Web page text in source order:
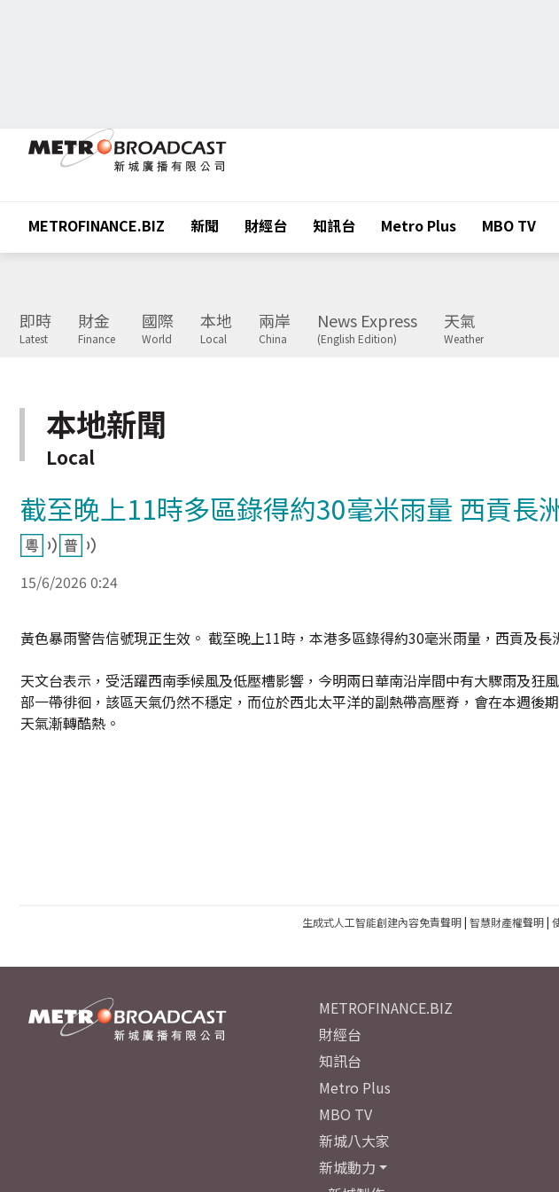
METROFINANCE.BIZ 新聞 財經台 知訊台 Metro Plus MBO TV
即時
Latest
財金
Finance
國際
World
本地
Local
兩岸
China
News Express
(English Edition)
天氣
Weather
本地新聞
Local
截至晚上11時多區錄得約30毫米雨量 西貢長
15/6/2026 0:24
黃色暴雨警告信號現正生效。 截至晚上11時，本港多區錄得約30毫米雨量，西貢及長
天文台表示，受活躍西南季候風及低壓槽影響，今明兩日華南沿岸間中有大驟雨及狂
部一帶徘徊，該區天氣仍然不穩定，而位於西北太平洋的副熱帶高壓脊，會在本週後
天氣漸轉酷熱。
生成式人工智能創建內容免責聲明| 智慧財產權聲明|
METROFINANCE.BIZ
財經台
知訊台
Metro Plus
MBO TV
新城八大家
新城動力